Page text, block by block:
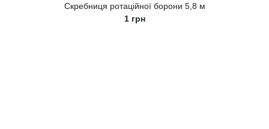
Скребниця ротаційної борони 5,8 м
1 грн